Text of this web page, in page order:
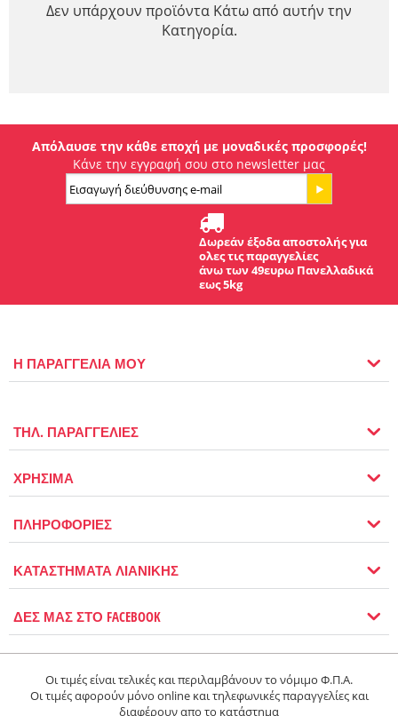
Δεν υπάρχουν προϊόντα Κάτω από αυτήν την
Κατηγορία.
Απόλαυσε την κάθε εποχή με μοναδικές προσφορές!
Κάνε την εγγραφή σου στο newsletter μας
Δωρεάν έξοδα αποστολής για
ολες τις παραγγελίες
άνω των 49ευρω Πανελλαδικά
εως 5kg
Η ΠΑΡΑΓΓΕΛΙΑ ΜΟΥ
ΤΗΛ. ΠΑΡΑΓΓΕΛΙΕΣ
ΧΡΗΣΙΜΑ
ΠΛΗΡΟΦΟΡΙΕΣ
ΚΑΤΑΣΤΗΜΑΤΑ ΛΙΑΝΙΚΗΣ
ΔΕΣ ΜΑΣ ΣΤΟ FACEBOOK
Οι τιμές είναι τελικές και περιλαμβάνουν το νόμιμο Φ.Π.Α.
Οι τιμές αφορούν μόνο online και τηλεφωνικές παραγγελίες και
διαφέρουν απο το κατάστημα